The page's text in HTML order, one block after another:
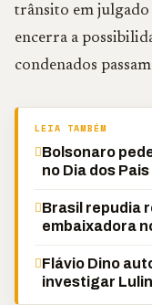
trânsito em julgado
encerra a
condenados
LEIA TAMBÉM
Bolsonaro
no Dia dos Pais
Brasil repudia
embaixadora
Flávio Dino
investigar